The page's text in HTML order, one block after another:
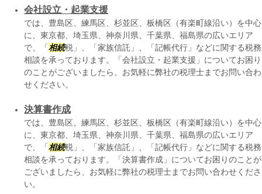
会社設立・起業支援
では、豊島区、練馬区、杉並区、板橋区（有楽町線沿い）を中心
に、東京都、埼玉県、神奈川県、千葉県、福島県の広いエリア
で、「 相続税」、「家族信託」、「記帳代行」などに関する税務
相談を承っております。「会社設立・起業支援」についてお困り
のことがございましたら、お気軽に弊社の税理士までお問い合わ
せください。
決算書作成
では、豊島区、練馬区、杉並区、板橋区（有楽町線沿い）を中心
に、東京都、埼玉県、神奈川県、千葉県、福島県の広いエリア
で、「 相続税」、「家族信託」、「記帳代行」などに関する税務
相談を承っております。「決算書作成」についてお困りのことが
ございましたら、お気軽に弊社の税理士までお問い合わせくださ
い。